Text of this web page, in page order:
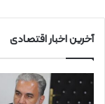
آخرین اخبار اقتصادی